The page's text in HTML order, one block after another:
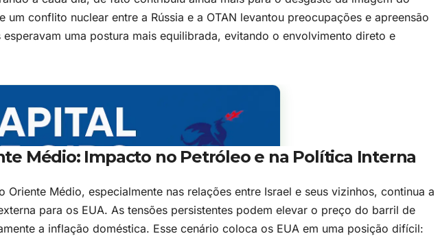
conflito nuclear entre a Rússia e a OTAN levantou preocupações e apreensão
uma postura mais equilibrada, evitando o envolvimento direto e
Médio: Impacto no Petróleo e na Política Interna
Oriente Médio, especialmente nas relações entre Israel e seus vizinhos, continua a
para os EUA. As tensões persistentes podem elevar o preço do barril de
a inflação doméstica. Esse cenário coloca os EUA em uma posição difícil: